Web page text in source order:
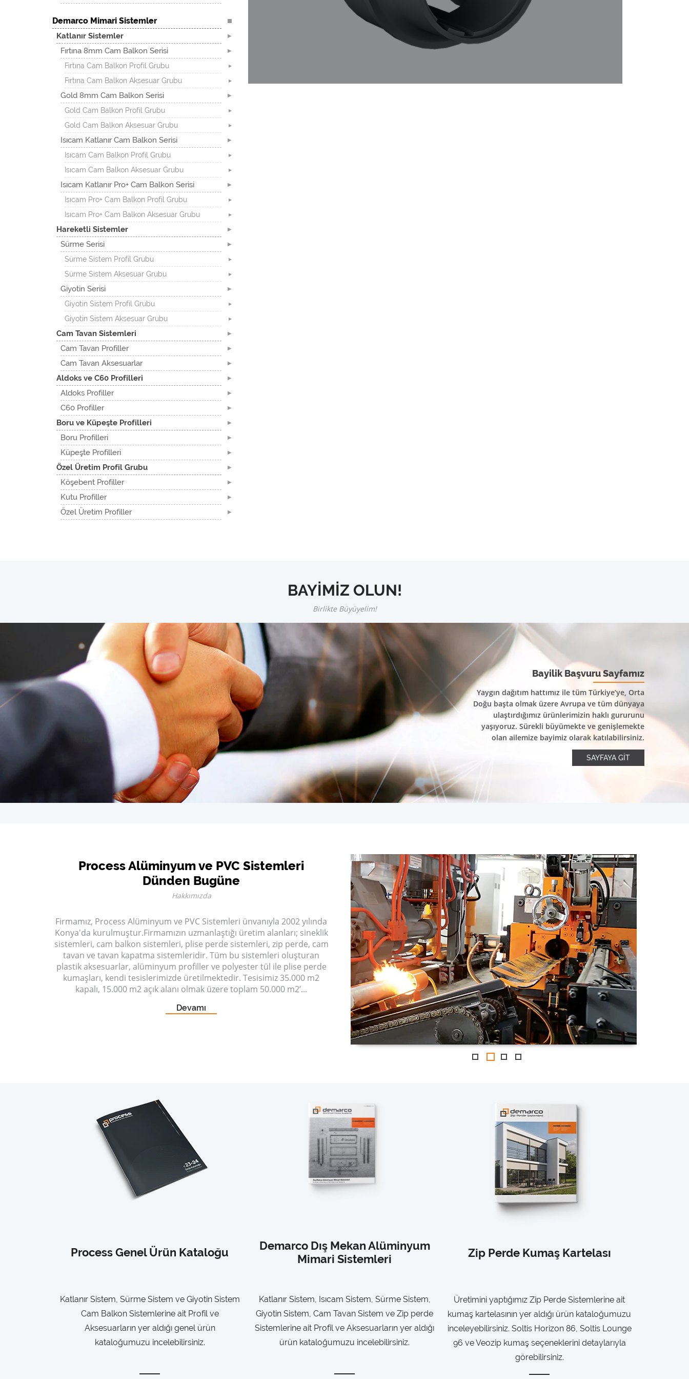
Demarco Mimari Sistemler
Katlanır Sistemler
Fırtına 8mm Cam Balkon Serisi
Fırtına Cam Balkon Profil Grubu
Fırtına Cam Balkon Aksesuar Grubu
Gold 8mm Cam Balkon Serisi
Gold Cam Balkon Profil Grubu
Gold Cam Balkon Aksesuar Grubu
Isıcam Katlanır Cam Balkon Serisi
Isıcam Cam Balkon Profil Grubu
Isıcam Cam Balkon Aksesuar Grubu
Isıcam Katlanır Pro+ Cam Balkon Serisi
Isıcam Pro+ Cam Balkon Profil Grubu
Isıcam Pro+ Cam Balkon Aksesuar Grubu
Hareketli Sistemler
Sürme Serisi
Sürme Sistem Profil Grubu
Sürme Sistem Aksesuar Grubu
Giyotin Serisi
Giyotin Sistem Profil Grubu
Giyotin Sistem Aksesuar Grubu
Cam Tavan Sistemleri
Cam Tavan Profiller
Cam Tavan Aksesuarlar
Aldoks ve C60 Profilleri
Aldoks Profiller
C60 Profiller
Boru ve Küpeşte Profilleri
Boru Profilleri
Küpeşte Profilleri
Özel Üretim Profil Grubu
Köşebent Profiller
Kutu Profiller
Özel Üretim Profiller
BAYİMİZ OLUN!
Birlikte Büyüyelim!
Bayilik Başvuru Sayfamız
Yaygın dağıtım hattımız ile tüm Türkiye’ye, Orta
Doğu başta olmak üzere Avrupa ve tüm dünyaya
ulaştırdığımız ürünlerimizin haklı gururunu
yaşıyoruz. Sürekli büyümekte ve genişlemekte
olan ailemize bayimiz olarak katılabilirsiniz.
SAYFAYA GİT
Process Alüminyum ve PVC Sistemleri
Dünden Bugüne
Hakkımızda
Firmamız, Process Alüminyum ve PVC Sistemleri ünvanıyla 2002 yılında
Konya'da kurulmuştur.Firmamızın uzmanlaştığı üretim alanları; sineklik
sistemleri, cam balkon sistemleri, plise perde sistemleri, zip perde, cam
tavan ve tavan kapatma sistemleridir. Tüm bu sistemleri oluşturan
plastik aksesuarlar, alüminyum profiller ve polyester tül ile plise perde
kumaşları, kendi tesislerimizde üretilmektedir. Tesisimiz 35.000 m2
kapalı, 15.000 m2 açık alanı olmak üzere toplam 50.000 m2’...
Devamı
Process Genel Ürün Kataloğu
Katlanır Sistem, Sürme Sistem ve Giyotin Sistem
Cam Balkon Sistemlerine ait Profil ve
Aksesuarların yer aldığı genel ürün
kataloğumuzu incelebilirsiniz.
Demarco Dış Mekan Alüminyum
Mimari Sistemleri
Katlanır Sistem, Isıcam Sistem, Sürme Sistem,
Giyotin Sistem, Cam Tavan Sistem ve Zip perde
Sistemlerine ait Profil ve Aksesuarların yer aldığı
ürün kataloğumuzu incelebilirsiniz.
Zip Perde Kumaş Kartelası
Üretimini yaptığımız Zip Perde Sistemlerine ait
kumaş kartelasının yer aldığı ürün kataloğumuzu
inceleyebilirsiniz. Soltis Horizon 86, Soltis Lounge
96 ve Veozip kumaş seçeneklerini detaylarıyla
görebilirsiniz.